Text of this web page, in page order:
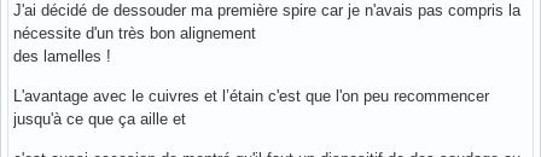
J'ai décidé de dessouder ma première spire car je n'avais pas compris la
nécessite d'un très bon alignement
des lamelles !
L'avantage avec le cuivres et l’étain c'est que l'on peu recommencer
jusqu'à ce que ça aille et